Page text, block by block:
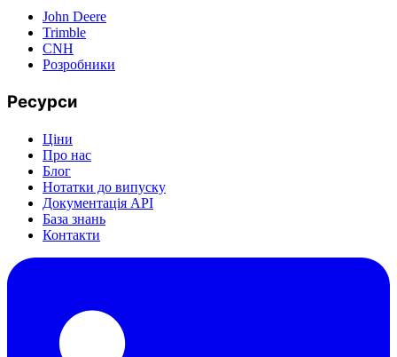
John Deere
Trimble
CNH
Розробники
Ресурси
Ціни
Про нас
Блог
Нотатки до випуску
Документація API
База знань
Контакти